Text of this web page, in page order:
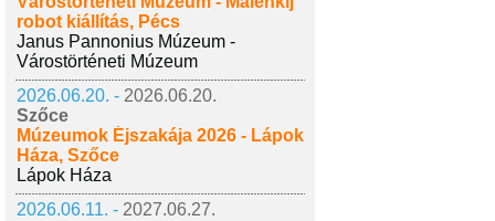
robot kiállítás, Pécs
Janus Pannonius Múzeum -
Várostörténeti Múzeum
2026.06.20. - 2026.06.20.
Szőce
Múzeumok Éjszakája 2026 - Lápok
Háza, Szőce
Lápok Háza
2026.06.11. - 2027.06.27.